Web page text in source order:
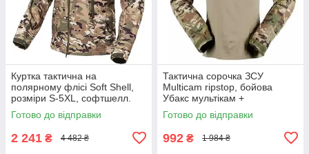
Куртка тактична на
полярному флісі Soft Shell,
розміри S-5XL, софтшелл.
(Камуфляж, Мультикам,
Multicam)
Готово до відправки
2 241 ₴ 4 482 ₴
Тактична сорочка ЗСУ
Multicam ripstop, бойова
Убакс мультікам +
налокітники
Готово до відправки
992 ₴ 1 984 ₴